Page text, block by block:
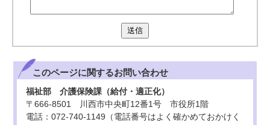
送信
このページに関するお問い合わせ
福祉部 介護保険課（給付・適正化）
〒666-8501 川西市中央町12番1号 市役所1階
電話：072-740-1149（電話番号はよく確かめておかけく